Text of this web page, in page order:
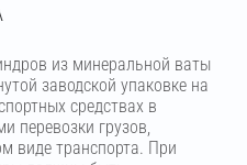
из минеральной ваты
заводской упаковке на
средствах в
перевозки грузов,
виде транспорта. При